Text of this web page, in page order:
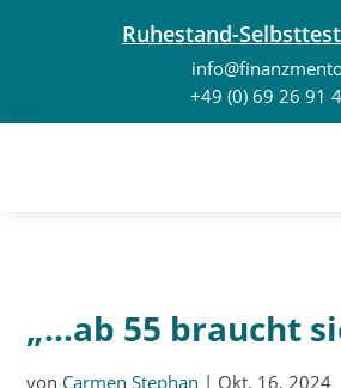
Ruhestand-
+49 (0) 69 26 91
„…ab 55 braucht
von Carmen Stephan | Okt. 16, 2024